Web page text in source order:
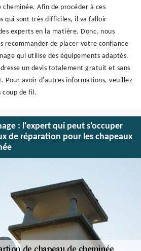
cheminée. Afin de procéder à ces
qui sont très difficiles, il va falloir
experts en la matière. Donc, nous
recommander de placer votre confiance
qui utilise des équipements adaptés.
un devis totalement gratuit et sans
Pour avoir d'autres informations, veuillez
coup de fil.
: l'expert qui peut s'occuper
de réparation pour les chapeaux